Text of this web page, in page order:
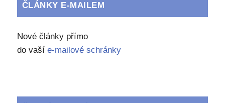
ČLÁNKY E-MAILEM
Nové články přímo
do vaší e-mailové schránky